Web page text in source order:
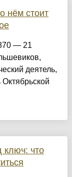
нём стоит
— 21
деятель,
ключ: что